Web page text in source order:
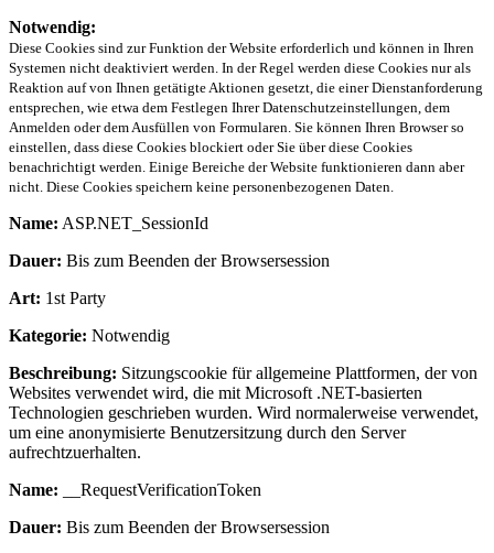
Notwendig:
Diese Cookies sind zur Funktion der Website erforderlich und können in Ihren
Systemen nicht deaktiviert werden. In der Regel werden diese Cookies nur als
Reaktion auf von Ihnen getätigte Aktionen gesetzt, die einer Dienstanforderung
entsprechen, wie etwa dem Festlegen Ihrer Datenschutzeinstellungen, dem
Anmelden oder dem Ausfüllen von Formularen. Sie können Ihren Browser so
einstellen, dass diese Cookies blockiert oder Sie über diese Cookies
benachrichtigt werden. Einige Bereiche der Website funktionieren dann aber
nicht. Diese Cookies speichern keine personenbezogenen Daten.
Name: ASP.NET_SessionId
Dauer: Bis zum Beenden der Browsersession
Art: 1st Party
Kategorie: Notwendig
Beschreibung: Sitzungscookie für allgemeine Plattformen, der von
Websites verwendet wird, die mit Microsoft .NET-basierten
Technologien geschrieben wurden. Wird normalerweise verwendet,
um eine anonymisierte Benutzersitzung durch den Server
aufrechtzuerhalten.
Name: __RequestVerificationToken
Dauer: Bis zum Beenden der Browsersession